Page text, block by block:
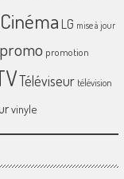
LG mise à jour
promo promotion
Téléviseur télévision
vinyle